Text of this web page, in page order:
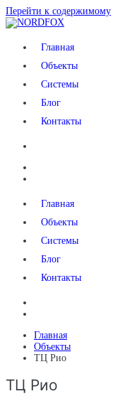
Перейти к содержимому
NORDFOXГлавная
Объекты
Системы
Блог
Контакты
Главная
Объекты
Системы
Блог
Контакты
Главная
Объекты
ТЦ Рио
ТЦ Рио